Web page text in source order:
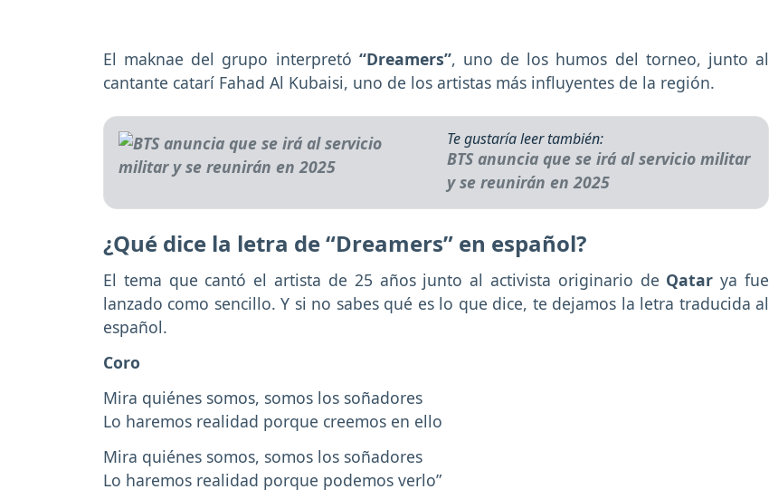
El maknae del grupo interpretó “Dreamers”, uno de los humos del torneo, junto al
cantante catarí Fahad Al Kubaisi, uno de los artistas más influyentes de la región.
Te gustaría leer también:
BTS anuncia que se irá al servicio militar
y se reunirán en 2025
¿Qué dice la letra de “Dreamers” en español?
El tema que cantó el artista de 25 años junto al activista originario de Qatarya fue
lanzado como sencillo. Y si no sabes qué es lo que dice, te dejamos la letra traducida al
español.
Coro
Mira quiénes somos, somos los soñadores
Lo haremos realidad porque creemos en ello
Mira quiénes somos, somos los soñadores
Lo haremos realidad porque podemos verlo”